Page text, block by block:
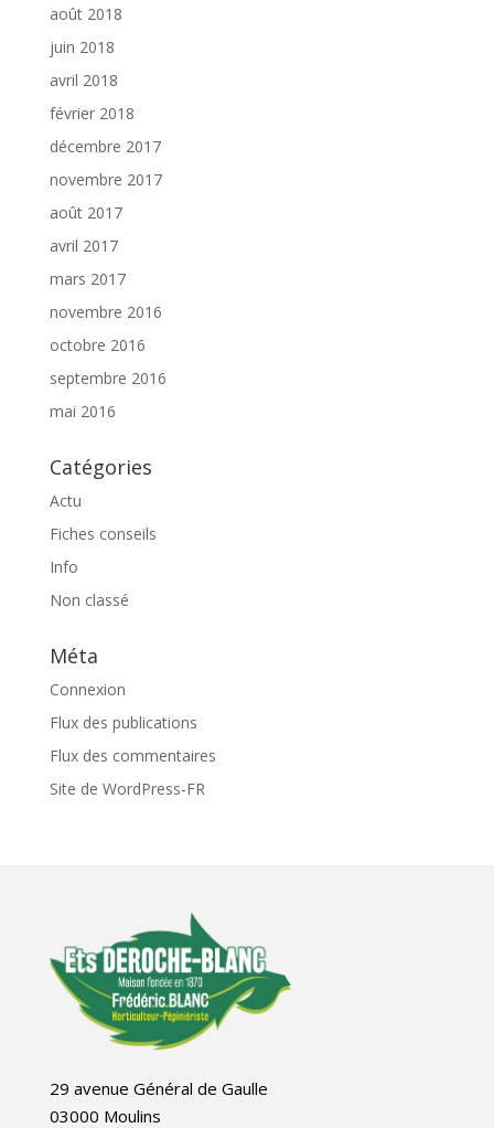
août 2018
juin 2018
avril 2018
février 2018
décembre 2017
novembre 2017
août 2017
avril 2017
mars 2017
novembre 2016
octobre 2016
septembre 2016
mai 2016
Catégories
Actu
Fiches conseils
Info
Non classé
Méta
Connexion
Flux des publications
Flux des commentaires
Site de WordPress-FR
29 avenue Général de Gaulle
03000 Moulins